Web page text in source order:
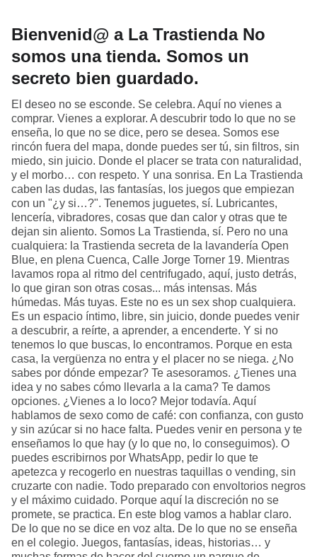
Bienvenid@ a La Trastienda No
somos una tienda. Somos un
secreto bien guardado.
El deseo no se esconde. Se celebra. Aquí no vienes a
comprar. Vienes a explorar. A descubrir todo lo que no se
enseña, lo que no se dice, pero se desea. Somos ese
rincón fuera del mapa, donde puedes ser tú, sin filtros, sin
miedo, sin juicio. Donde el placer se trata con naturalidad,
y el morbo… con respeto. Y una sonrisa. En La Trastienda
caben las dudas, las fantasías, los juegos que empiezan
con un "¿y si…?". Tenemos juguetes, sí. Lubricantes,
lencería, vibradores, cosas que dan calor y otras que te
dejan sin aliento. Somos La Trastienda, sí. Pero no una
cualquiera: la Trastienda secreta de la lavandería Open
Blue, en plena Cuenca, Calle Jorge Torner 19. Mientras
lavamos ropa al ritmo del centrifugado, aquí, justo detrás,
lo que giran son otras cosas... más intensas. Más
húmedas. Más tuyas. Este no es un sex shop cualquiera.
Es un espacio íntimo, libre, sin juicio, donde puedes venir
a descubrir, a reírte, a aprender, a encenderte. Y si no
tenemos lo que buscas, lo encontramos. Porque en esta
casa, la vergüenza no entra y el placer no se niega. ¿No
sabes por dónde empezar? Te asesoramos. ¿Tienes una
idea y no sabes cómo llevarla a la cama? Te damos
opciones. ¿Vienes a lo loco? Mejor todavía. Aquí
hablamos de sexo como de café: con confianza, con gusto
y sin azúcar si no hace falta. Puedes venir en persona y te
enseñamos lo que hay (y lo que no, lo conseguimos). O
puedes escribirnos por WhatsApp, pedir lo que te
apetezca y recogerlo en nuestras taquillas o vending, sin
cruzarte con nadie. Todo preparado con envoltorios negros
y el máximo cuidado. Porque aquí la discreción no se
promete, se practica. En este blog vamos a hablar claro.
De lo que no se dice en voz alta. De lo que no se enseña
en el colegio. Juegos, fantasías, ideas, historias… y